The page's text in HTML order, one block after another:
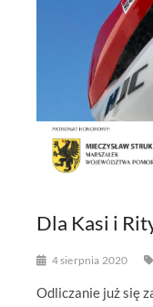
Dla Kasi i
4 sierpnia 2020
Odliczanie już się